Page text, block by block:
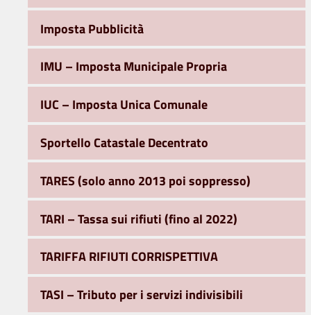
Imposta Pubblicità
IMU – Imposta Municipale Propria
IUC – Imposta Unica Comunale
Sportello Catastale Decentrato
TARES (solo anno 2013 poi soppresso)
TARI – Tassa sui rifiuti (fino al 2022)
TARIFFA RIFIUTI CORRISPETTIVA
TASI – Tributo per i servizi indivisibili